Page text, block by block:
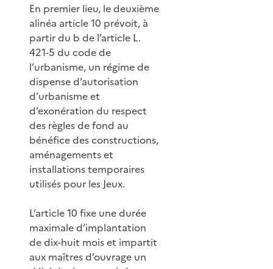
En premier lieu, le deuxième
alinéa article 10 prévoit, à
partir du b de l’article L.
421-5 du code de
l’urbanisme, un régime de
dispense d’autorisation
d’urbanisme et
d’exonération du respect
des règles de fond au
bénéfice des constructions,
aménagements et
installations temporaires
utilisés pour les Jeux.
L’article 10 fixe une durée
maximale d’implantation
de dix-huit mois et impartit
aux maîtres d’ouvrage un